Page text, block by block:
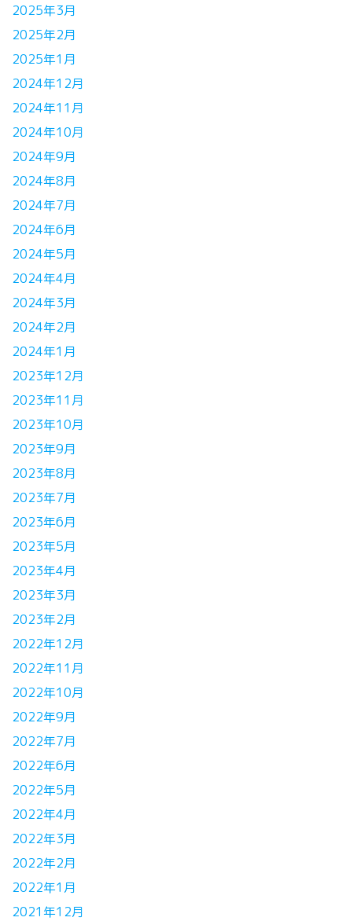
2025年3月
2025年2月
2025年1月
2024年12月
2024年11月
2024年10月
2024年9月
2024年8月
2024年7月
2024年6月
2024年5月
2024年4月
2024年3月
2024年2月
2024年1月
2023年12月
2023年11月
2023年10月
2023年9月
2023年8月
2023年7月
2023年6月
2023年5月
2023年4月
2023年3月
2023年2月
2022年12月
2022年11月
2022年10月
2022年9月
2022年7月
2022年6月
2022年5月
2022年4月
2022年3月
2022年2月
2022年1月
2021年12月